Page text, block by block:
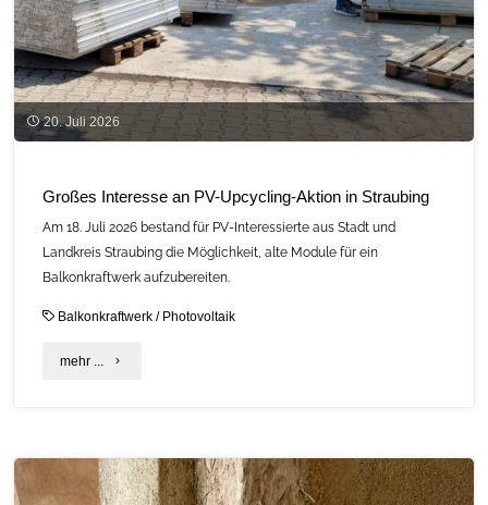
20. Juli 2026
Großes Interesse an PV-Upcycling-Aktion in Straubing
Am 18. Juli 2026 bestand für PV-Interessierte aus Stadt und
Landkreis Straubing die Möglichkeit, alte Module für ein
Balkonkraftwerk aufzubereiten.
Balkonkraftwerk / Photovoltaik
mehr ... "Großes
PV-